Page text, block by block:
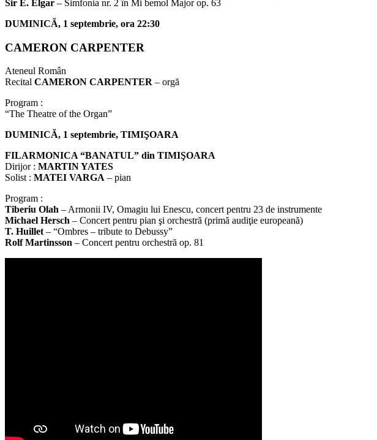
Sir E. Elgar – Simfonia nr. 2 în Mi bemol Major op. 63
DUMINICĂ, 1 septembrie, ora 22:30
CAMERON CARPENTER
Ateneul Român
Recital CAMERON CARPENTER – orgă
Program :
“The Theatre of the Organ”
DUMINICĂ, 1 septembrie, TIMIŞOARA
FILARMONICA “BANATUL” din TIMIŞOARA
Dirijor : MARTIN YATES
Solist : MATEI VARGA – pian
Program :
Tiberiu Olah – Armonii IV, Omagiu lui Enescu, concert pentru 23 de instrumente
Michael Hersch – Concert pentru pian şi orchestră (primă audiţie europeană)
T. Huillet– “Ombres – tribute to Debussy”
Rolf Martinsson – Concert pentru orchestră op. 81